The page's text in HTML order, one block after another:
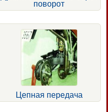
поворот
Цепная передача